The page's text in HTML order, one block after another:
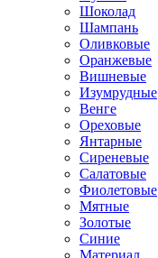
Шоколад
Шампань
Оливковые
Оранжевые
Вишневые
Изумрудные
Венге
Ореховые
Янтарные
Сиреневые
Салатовые
Фиолетовые
Мятные
Золотые
Синие
Материал